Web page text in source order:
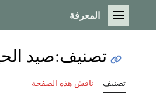
القائمة الرئيسية
المعرفة
تصنيف:صيد
تصنيف ناقش هذه الصفحة